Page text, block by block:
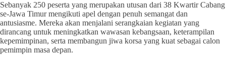
Sebanyak 250 peserta yang merupakan utusan dari 38 Kwartir Cabang
se-Jawa Timur mengikuti apel dengan penuh semangat dan
antusiasme. Mereka akan menjalani serangkaian kegiatan yang
dirancang untuk meningkatkan wawasan kebangsaan, keterampilan
kepemimpinan, serta membangun jiwa korsa yang kuat sebagai calon
pemimpin masa depan.